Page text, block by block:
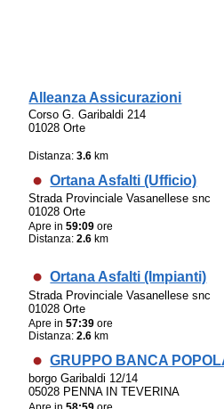
Alleanza Assicurazioni
Corso G. Garibaldi 214
01028 Orte
Distanza:3.6 km
Ortana Asfalti (Ufficio)
Strada Provinciale Vasanellese snc
01028 Orte
Apre in59:09 ore
Distanza:2.6 km
Ortana Asfalti (Impianti)
Strada Provinciale Vasanellese snc
01028 Orte
Apre in57:39 ore
Distanza:2.6 km
GRUPPO BANCA
borgo Garibaldi 12/14
05028 PENNA IN TEVERINA